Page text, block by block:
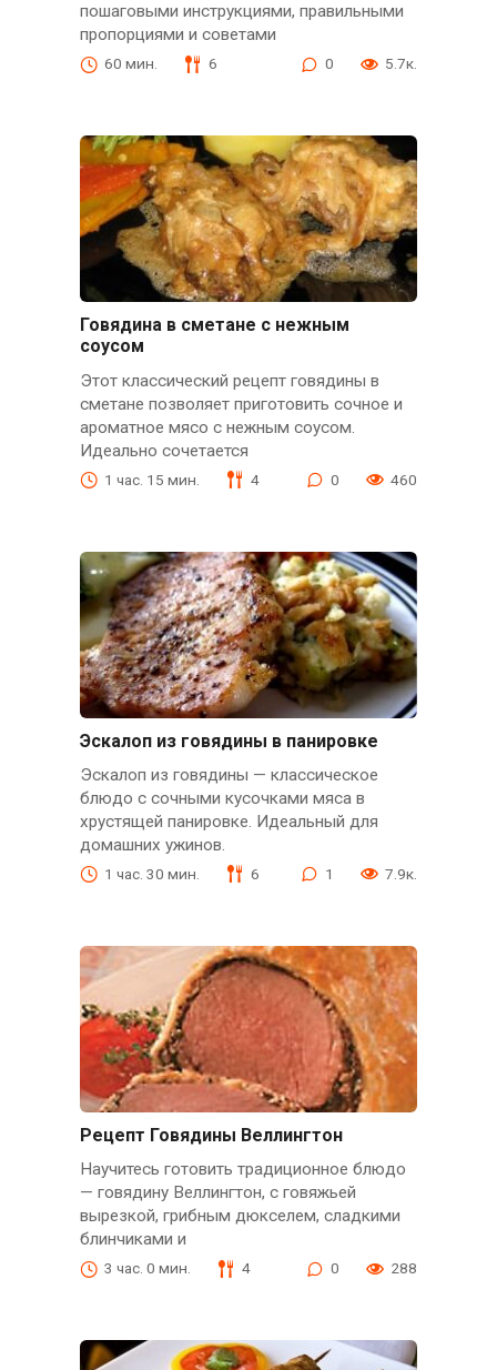
пошаговыми инструкциями, правильными
пропорциями и советами
60 мин. 6 0 5.7к.
Говядина в сметане с нежным
соусом
Этот классический рецепт говядины в
сметане позволяет приготовить сочное и
ароматное мясо с нежным соусом.
Идеально сочетается
1 час. 15 мин. 4 0 460
Эскалоп из говядины в панировке
Эскалоп из говядины — классическое
блюдо с сочными кусочками мяса в
хрустящей панировке. Идеальный для
домашних ужинов.
1 час. 30 мин. 6 1 7.9к.
Рецепт Говядины Веллингтон
Научитесь готовить традиционное блюдо
— говядину Веллингтон, с говяжьей
вырезкой, грибным дюкселем, сладкими
блинчиками и
3 час. 0 мин. 4 0 288